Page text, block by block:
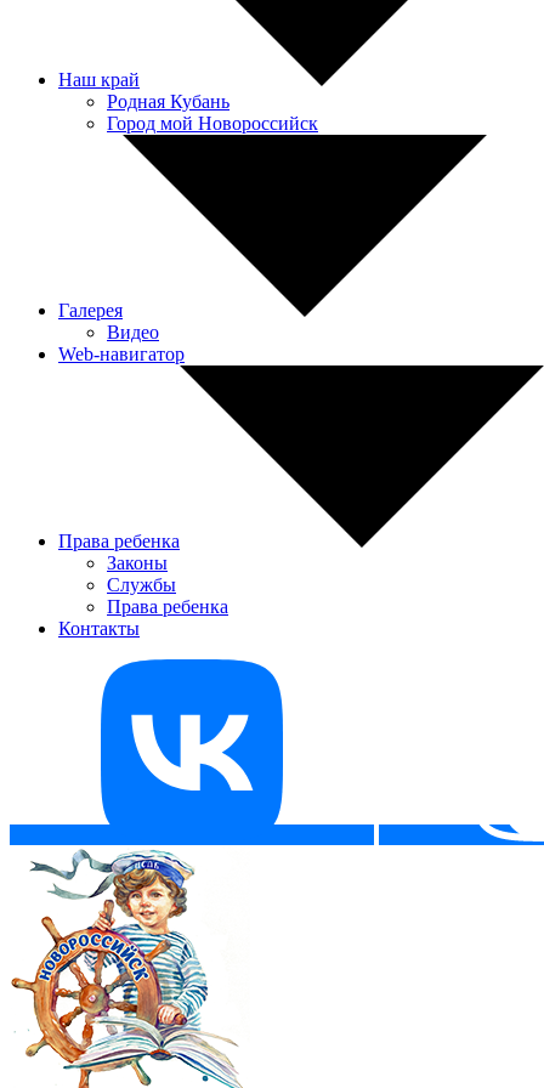
Наш край
Родная Кубань
Город мой Новороссийск
Галерея
Видео
Web-навигатор
Права ребенка
Законы
Службы
Права ребенка
Контакты